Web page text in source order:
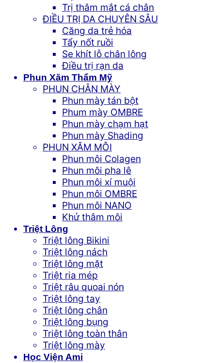
Trị thâm mắt cá chân
ĐIỀU TRỊ DA CHUYÊN SÂU
Căng da trẻ hóa
Tẩy nốt ruồi
Se khít lỗ chân lông
Điều trị rạn da
Phun Xăm Thẩm Mỹ
PHUN CHÂN MÀY
Phun mày tán bột
Phum mày OMBRE
Phun mày chạm hạt
Phun mày Shading
PHUN XĂM MÔI
Phun môi Colagen
Phun môi pha lê
Phun môi xí muội
Phun môi OMBRE
Phun môi NANO
Khử thâm môi
Triệt Lông
Triệt lông Bikini
Triệt lông nách
Triệt lông mặt
Triệt ria mép
Triệt râu quoai nón
Triệt lông tay
Triệt lông chân
Triệt lông bụng
Triệt lông toàn thân
Triệt lông mày
Học Viện Ami